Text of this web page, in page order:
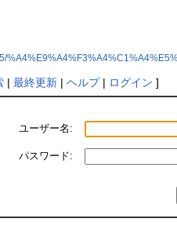
| 最終更新| ヘルプ| ログイン ]
ユーザー名:
パスワード: